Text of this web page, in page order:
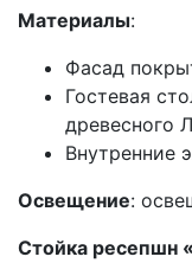
Материалы:
Фасад
Гостевая
древесного
Внутренние
Освещение:
Стойка ресепшн